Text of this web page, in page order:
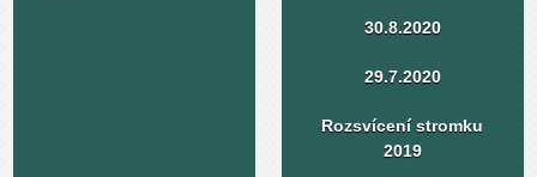
30.8.2020
29.7.2020
Rozsvícení stromku
2019